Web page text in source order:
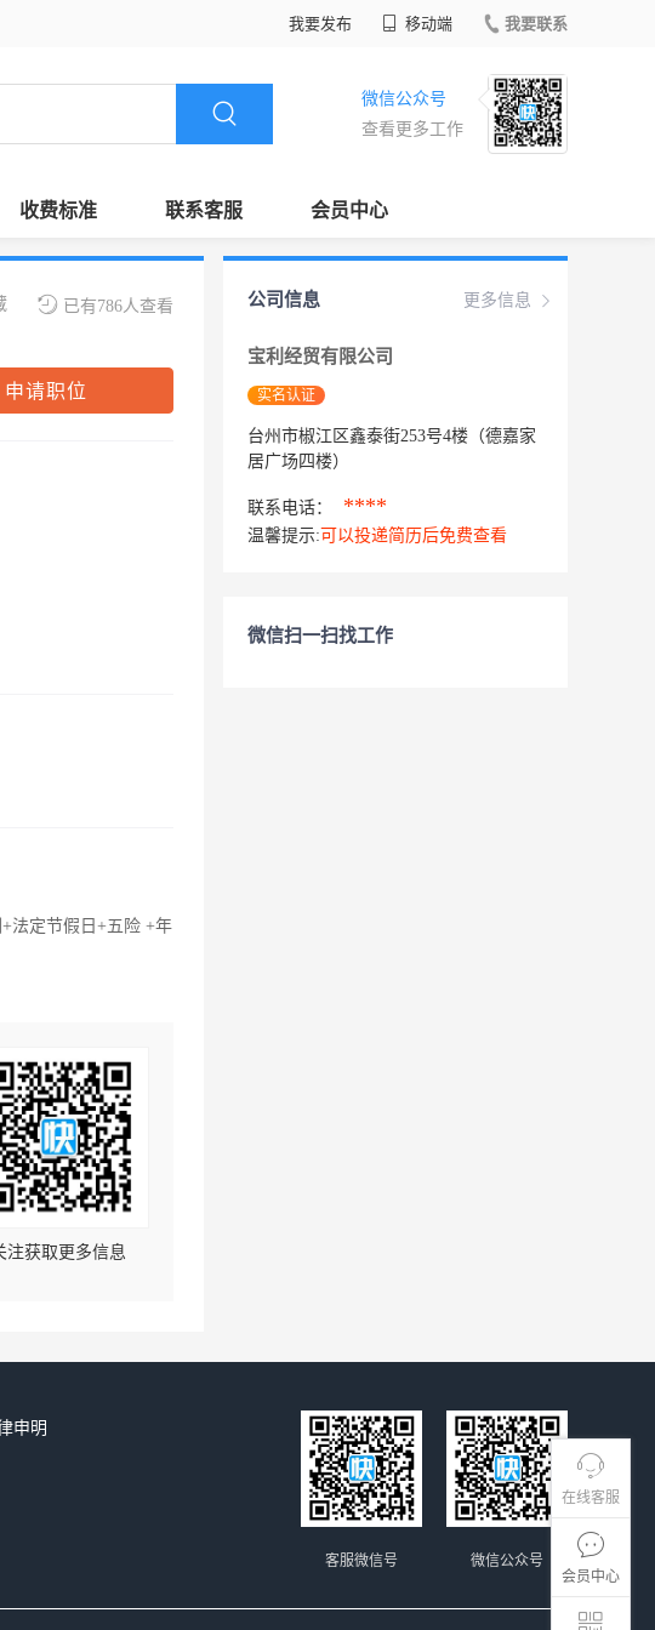
我要发布 移动端 我要联系
微信公众号
查看更多工作
收费标准 联系客服 会员中心
在线客服
会员中心
已有786人查看
申请职位
法定节假日+五险 +年
注获取更多信息
更多信息
公司信息
宝利经贸有限公司
实名认证
台州市椒江区鑫泰街253号4楼（德嘉家
居广场四楼）
联系电话： ****
温馨提示: 可以投递简历后免费查看
微信扫一扫找工作
申明
微信公众号
客服微信号